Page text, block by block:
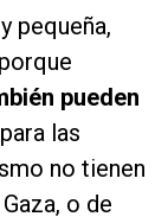
pequeña,
pueden
las
no tienen
o de